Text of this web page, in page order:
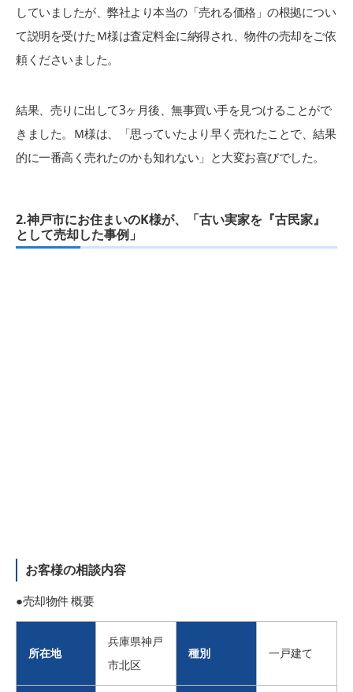
していましたが、弊社より本当の「売れる価格」の根拠につい
て説明を受けたＭ様は査定料金に納得され、物件の売却をご依
頼くださいました。
結果、売りに出して3ヶ月後、無事買い手を見つけることがで
きました。Ｍ様は、「思っていたより早く売れたことで、結果
的に一番高く売れたのかも知れない」と大変お喜びでした。
2.神戸市にお住まいのK様が、「古い実家を『古民家』
として売却した事例」
お客様の相談内容
●売却物件 概要
所在地
兵庫県神戸
市北区
種別 一戸建て